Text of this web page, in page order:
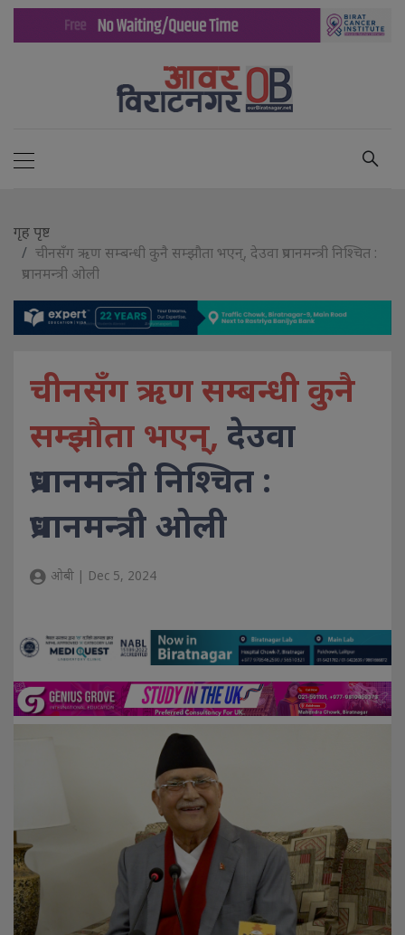
गृह पृष्ट
चीनसँग ऋण सम्बन्धी कुनै सम्झौता भएन्, देउवा प्रधानमन्त्री निश्चित :
प्रधानमन्त्री ओली
चीनसँग ऋण सम्बन्धी कुनै
सम्झौता भएन्, देउवा
प्रधानमन्त्री निश्चित :
प्रधानमन्त्री ओली
ओबी | Dec 5, 2024